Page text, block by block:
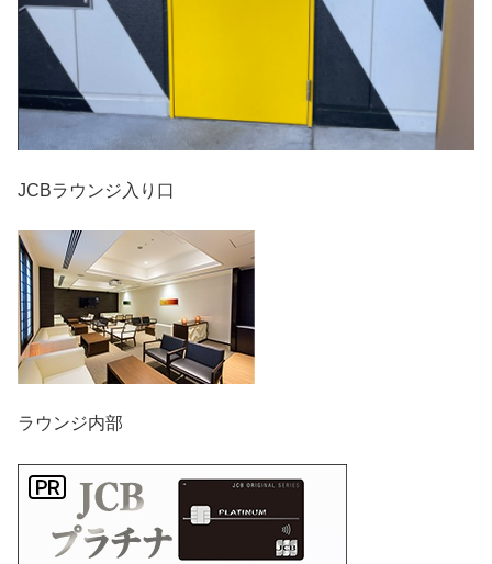
JCBラウンジ入り口
ラウンジ内部